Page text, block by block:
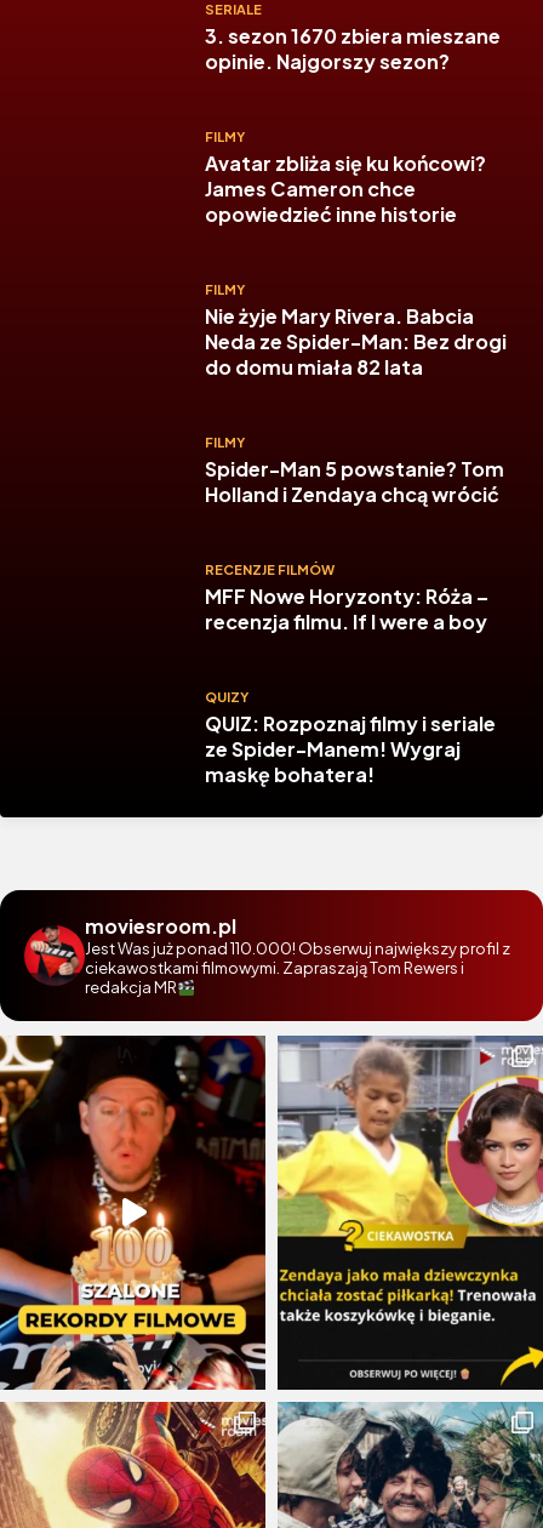
SERIALE
3. sezon 1670 zbiera mieszane
opinie. Najgorszy sezon?
FILMY
Avatar zbliża się ku końcowi?
James Cameron chce
opowiedzieć inne historie
FILMY
Nie żyje Mary Rivera. Babcia
Neda ze Spider-Man: Bez drogi
do domu miała 82 lata
FILMY
Spider-Man 5 powstanie? Tom
Holland i Zendaya chcą wrócić
RECENZJE FILMÓW
MFF Nowe Horyzonty: Róża –
recenzja filmu. If I were a boy
QUIZY
QUIZ: Rozpoznaj filmy i seriale
ze Spider-Manem! Wygraj
maskę bohatera!
moviesroom.pl
Jest Was już ponad 110.000! Obserwuj największy profil z
ciekawostkami filmowymi. Zapraszają Tom Rewers i
redakcja MR